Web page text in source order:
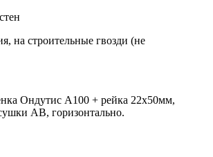
на строительные гвозди (не
Ондутис А100 + рейка 22х50мм,
АВ, горизонтально.